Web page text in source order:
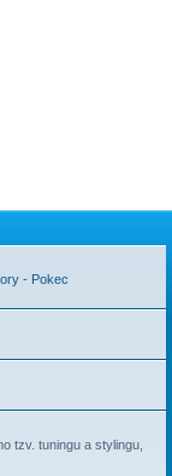
- Pokec
tzv. tuningu a stylingu,